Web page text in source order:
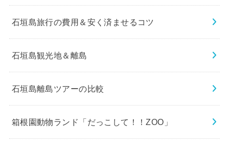
石垣島旅行の費用＆安く済ませるコツ
石垣島観光地＆離島
石垣島離島ツアーの比較
箱根園動物ランド「だっこして！！ZOO」